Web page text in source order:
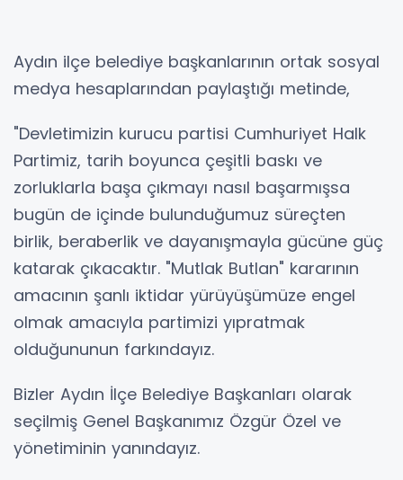
Aydın ilçe belediye başkanlarının ortak sosyal
medya hesaplarından paylaştığı metinde,
"Devletimizin kurucu partisi Cumhuriyet Halk
Partimiz, tarih boyunca çeşitli baskı ve
zorluklarla başa çıkmayı nasıl başarmışsa
bugün de içinde bulunduğumuz süreçten
birlik, beraberlik ve dayanışmayla gücüne güç
katarak çıkacaktır. "Mutlak Butlan" kararının
amacının şanlı iktidar yürüyüşümüze engel
olmak amacıyla partimizi yıpratmak
olduğununun farkındayız.
Bizler Aydın İlçe Belediye Başkanları olarak
seçilmiş Genel Başkanımız Özgür Özel ve
yönetiminin yanındayız.